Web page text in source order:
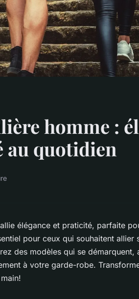
homme :
quotidien
élégance et praticité, parfaite
pour ceux qui souhaitent allier
des modèles qui se démarquent,
à votre garde-robe.